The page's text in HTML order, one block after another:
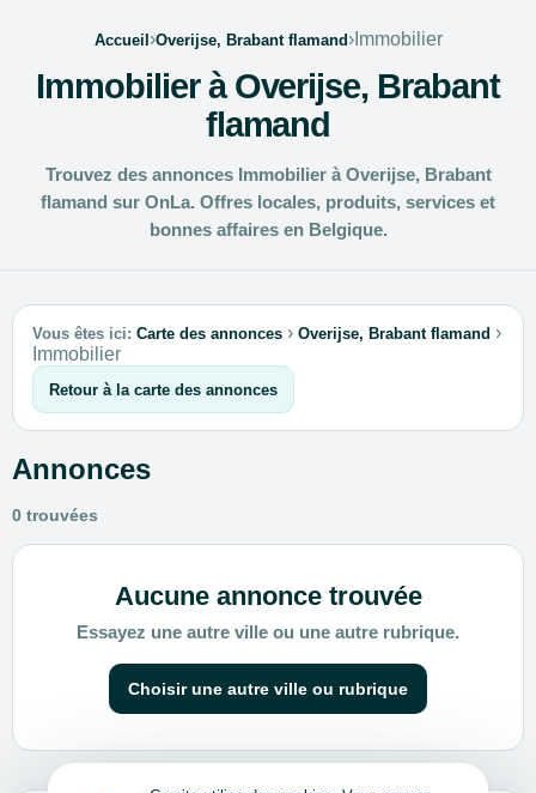
Accueil›Overijse, Brabant flamand›Immobilier
Immobilier à Overijse, Brabant
flamand
Trouvez des annonces Immobilier à Overijse, Brabant
flamand sur OnLa. Offres locales, produits, services et
bonnes affaires en Belgique.
Vous êtes ici: Carte des annonces › Overijse, Brabant flamand ›
Immobilier
Retour à la carte des annonces
Annonces
0 trouvées
Aucune annonce trouvée
Essayez une autre ville ou une autre rubrique.
Choisir une autre ville ou rubrique